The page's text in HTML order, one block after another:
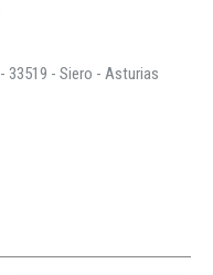
33519 - Siero - Asturias